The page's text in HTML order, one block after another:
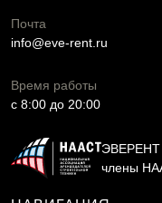
Почта
info@eve-rent.ru
Время работы
c 8:00 до 20:00
ЭВЕРЕНТ
члены